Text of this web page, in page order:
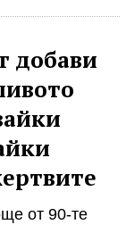
добави
от 90-те